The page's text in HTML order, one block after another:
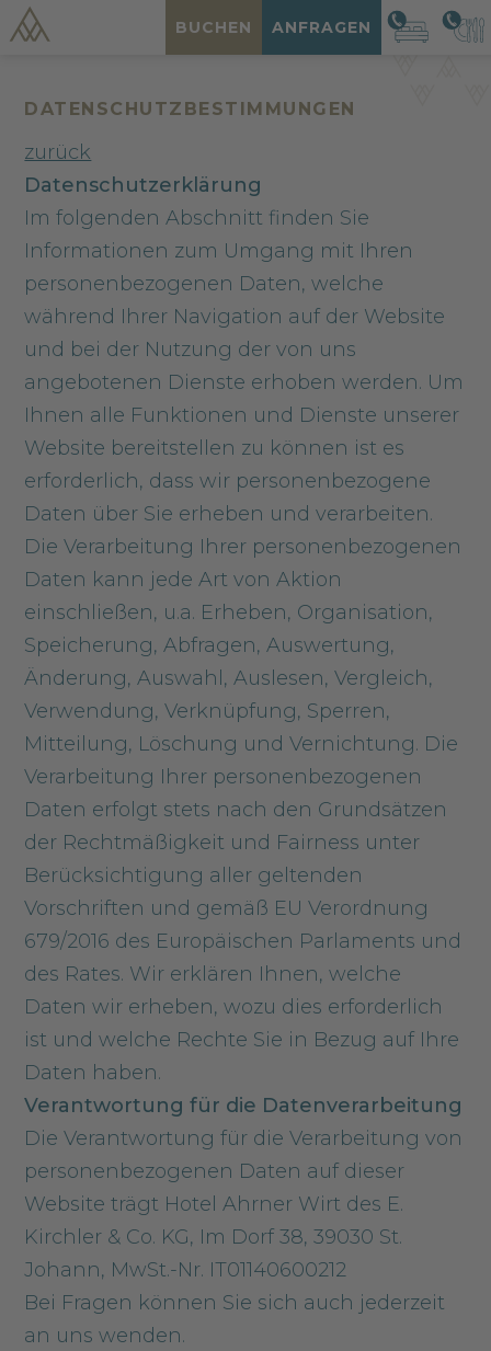
BUCHEN ANFRAGEN
DATENSCHUTZBESTIMMUNGEN
zurück
Datenschutzerklärung
Im folgenden Abschnitt finden Sie
Informationen zum Umgang mit Ihren
personenbezogenen Daten, welche
während Ihrer Navigation auf der Website
und bei der Nutzung der von uns
angebotenen Dienste erhoben werden. Um
Ihnen alle Funktionen und Dienste unserer
Website bereitstellen zu können ist es
erforderlich, dass wir personenbezogene
Daten über Sie erheben und verarbeiten.
Die Verarbeitung Ihrer personenbezogenen
Daten kann jede Art von Aktion
einschließen, u.a. Erheben, Organisation,
Speicherung, Abfragen, Auswertung,
Änderung, Auswahl, Auslesen, Vergleich,
Verwendung, Verknüpfung, Sperren,
Mitteilung, Löschung und Vernichtung. Die
Verarbeitung Ihrer personenbezogenen
Daten erfolgt stets nach den Grundsätzen
der Rechtmäßigkeit und Fairness unter
Berücksichtigung aller geltenden
Vorschriften und gemäß EU Verordnung
679/2016 des Europäischen Parlaments und
des Rates. Wir erklären Ihnen, welche
Daten wir erheben, wozu dies erforderlich
ist und welche Rechte Sie in Bezug auf Ihre
Daten haben.
Verantwortung für die Datenverarbeitung
Die Verantwortung für die Verarbeitung von
personenbezogenen Daten auf dieser
Website trägt Hotel Ahrner Wirt des E.
Kirchler & Co. KG, Im Dorf 38, 39030 St.
Johann, MwSt.-Nr. IT01140600212
Bei Fragen können Sie sich auch jederzeit
an uns wenden.